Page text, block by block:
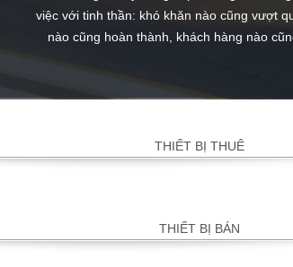
việc với tinh thần: khó khăn nào cũng vượt
nào cũng hoàn thành, khách hàng nào
THIẾT BỊ THUÊ
THIẾT BỊ BÁN